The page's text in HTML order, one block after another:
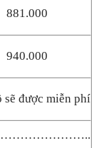
881.000
940.000
được miễn phí